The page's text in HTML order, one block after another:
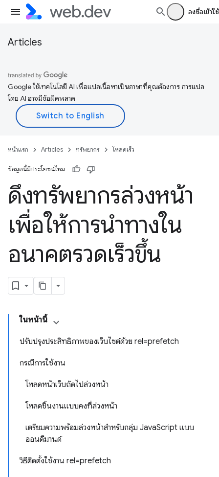
ลงชื่อเข้าใช้
Articles
Google ใช้เทคโนโลยี AI เพื่อแปลเนื้อหาเป็นภาษาที่คุณต้องการ การแปล
โดย AI อาจมีข้อผิดพลาด
หน้าแรก Articles ทรัพยากร โหลดเร็ว
ข้อมูลนี้มีประโยชน์ไหม
ดึงทรัพยากรล่วงหน้า
เพื่อให้การนำทางใน
อนาคตรวดเร็วขึ้น
ในหน้านี้
ปรับปรุงประสิทธิภาพของเว็บไซต์ด้วย rel=prefetch
กรณีการใช้งาน
โหลดหน้าเว็บถัดไปล่วงหน้า
โหลดชิ้นงานแบบคงที่ล่วงหน้า
เตรียมความพร้อมล่วงหน้าสำหรับกลุ่ม JavaScript แบบ
ออนดีมานด์
วิธีติดตั้งใช้งาน rel=prefetch